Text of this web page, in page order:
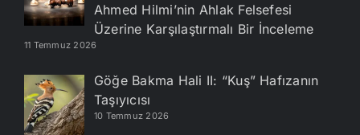
Ahmed Hilmi’nin Ahlak Felsefesi
Üzerine Karşılaştırmalı Bir İnceleme
11 Temmuz 2026
Göğe Bakma Hali II: “Kuş” Hafızanın
Taşıyıcısı
10 Temmuz 2026